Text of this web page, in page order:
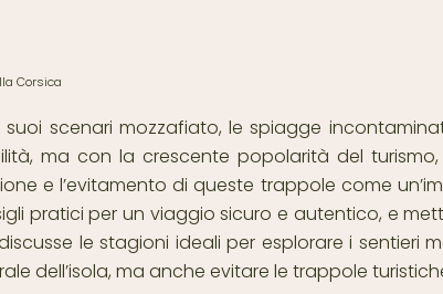
Corsica
scenari mozzafiato, le spiagge
ma con la crescente popolarità del
e l’evitamento di queste trappole come
pratici per un viaggio sicuro e autentico, e
le stagioni ideali per esplorare i sentieri
dell’isola, ma anche evitare le trappole